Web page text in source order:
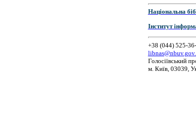
Національна
Інститут
+38 (044) 525-
Голосіївський
м. Київ, 03039,